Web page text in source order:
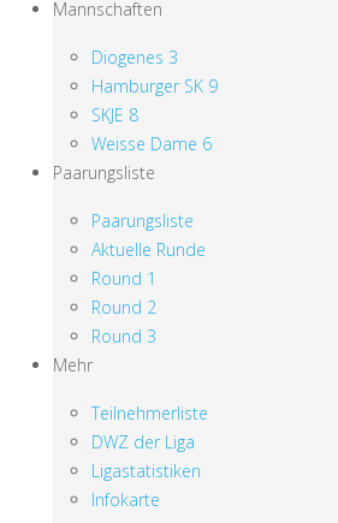
Mannschaften
Diogenes 3
Hamburger SK 9
SKJE 8
Weisse Dame 6
Paarungsliste
Paarungsliste
Aktuelle Runde
Round 1
Round 2
Round 3
Mehr
Teilnehmerliste
DWZ der Liga
Ligastatistiken
Infokarte